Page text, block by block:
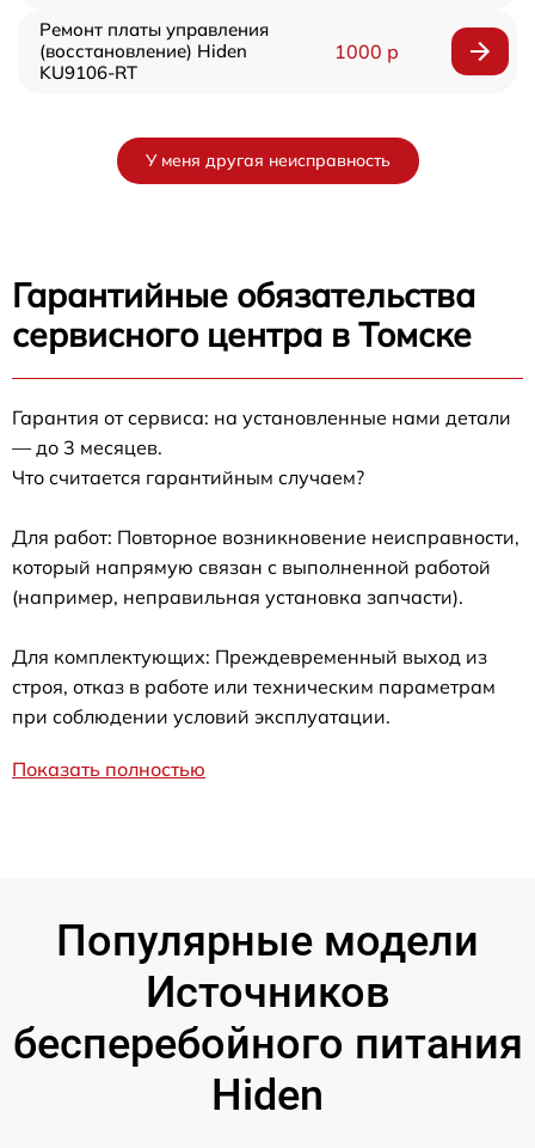
Ремонт платы управления
(восстановление) Hiden
KU9106-RT
1000 р
У меня другая неисправность
Гарантийные обязательства
сервисного центра в Томске
Гарантия от сервиса: на установленные нами детали
— до 3 месяцев.
Что считается гарантийным случаем?
Для работ: Повторное возникновение неисправности,
который напрямую связан с выполненной работой
(например, неправильная установка запчасти).
Для комплектующих: Преждевременный выход из
строя, отказ в работе или техническим параметрам
при соблюдении условий эксплуатации.
Показать полностью
Популярные модели
Источников
бесперебойного питания
Hiden